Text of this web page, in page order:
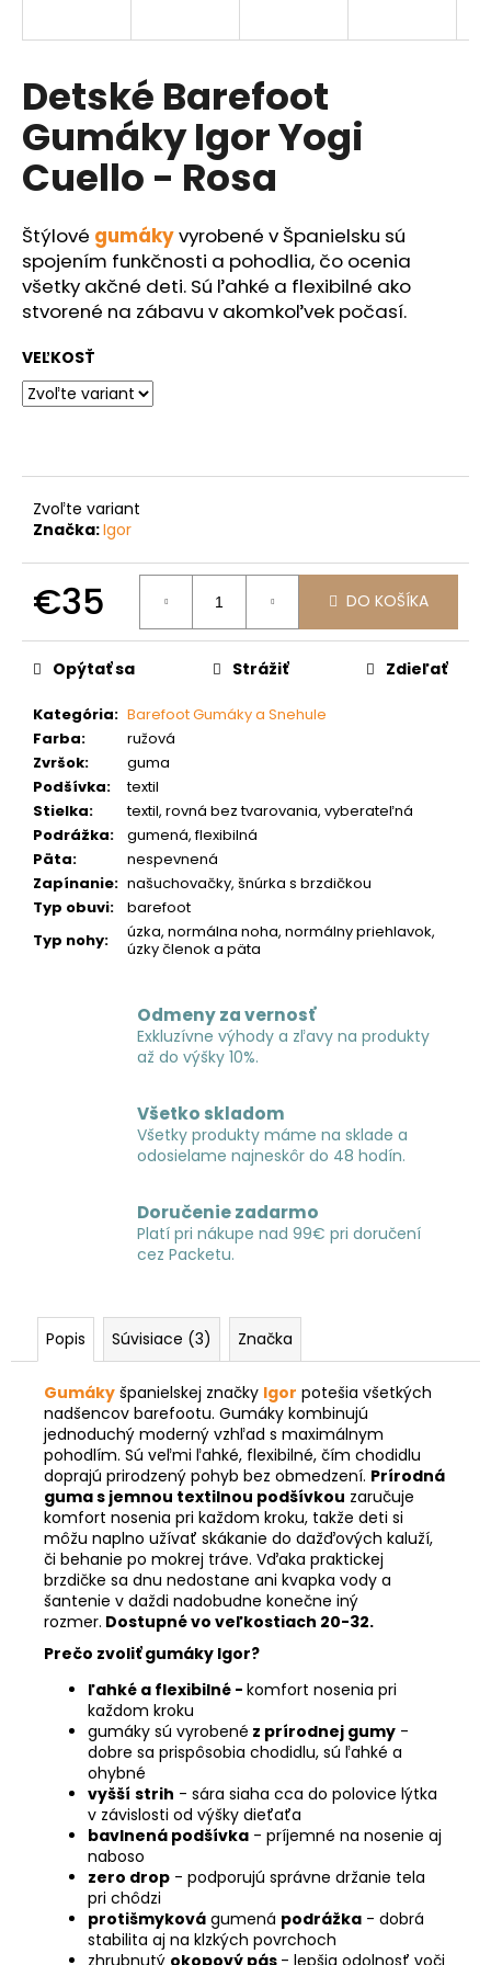
Detské Barefoot
Gumáky Igor Yogi
Cuello - Rosa
Štýlové gumákyvyrobené v Španielsku sú
spojením funkčnosti a pohodlia, čo ocenia
všetky akčné deti. Sú ľahké a flexibilné ako
stvorené na zábavu v akomkoľvek počasí.
VEĽKOSŤ
Zvoľte variant
Značka:Igor
€35
cena:
DO KOŠÍKA
Kategória: Barefoot Gumáky a Snehule
Farba:
ružová
Zvršok:
guma
Podšívka:
textil
Stielka:
textil, rovná bez tvarovania, vyberateľná
Podrážka:
gumená, flexibilná
Päta:
nespevnená
Zapínanie: našuchovačky, šnúrka s brzdičkou
Typ obuvi:
barefoot
Typ nohy:
úzka, normálna noha, normálny priehlavok,
úzky členok a päta
Opýtať sa Strážiť Zdieľať
Odmeny za vernosť
Exkluzívne výhody a zľavy na produkty
až do výšky 10%.
Všetko skladom
Všetky produkty máme na sklade a
odosielame najneskôr do 48 hodín.
Doručenie zadarmo
Platí pri nákupe nad 99€ pri doručení
cez Packetu.
Popis Súvisiace (3) Značka
Gumáky španielskej značky Igor potešia všetkých
nadšencov barefootu. Gumáky kombinujú
jednoduchý moderný vzhľad s maximálnym
pohodlím. Sú veľmi ľahké, flexibilné, čím chodidlu
doprajú prirodzený pohyb bez obmedzení. Prírodná
guma s jemnou textilnou podšívkou zaručuje
komfort nosenia pri každom kroku, takže deti si
môžu naplno užívať skákanie do dažďových kaluží,
či behanie po mokrej tráve. Vďaka praktickej
brzdičke sa dnu nedostane ani kvapka vody a
šantenie v daždi nadobudne konečne iný
rozmer. Dostupné vo veľkostiach 20-32.
Prečo zvoliť gumáky Igor?
ľahké a flexibilné - komfort nosenia pri
každom kroku
gumáky sú vyrobené z prírodnej gumy -
dobre sa prispôsobia chodidlu, sú ľahké a
ohybné
vyšší strih - sára siaha cca do polovice lýtka
v závislosti od výšky dieťaťa
bavlnená podšívka - príjemné na nosenie aj
naboso
zero drop - podporujú správne držanie tela
pri chôdzi
protišmyková gumená podrážka - dobrá
stabilita aj na klzkých povrchoch
zhrubnutý okopový pás - lepšia odolnosť voči
s
ť
?
HĽADAŤ
O
d
p
ú
a
m
e